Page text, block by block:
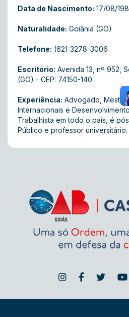
Data de Nascimento: 17/08/
Naturalidade: Goiânia (GO)
Telefone: (62) 3278-3006
Escritório: Avenida 13, nº 952 ,
(GO) - CEP: 74150-140
Experiência: Advogado, Mestre
Internacionais e
Trabalhista em todo o país, é
Público e professor universitário.